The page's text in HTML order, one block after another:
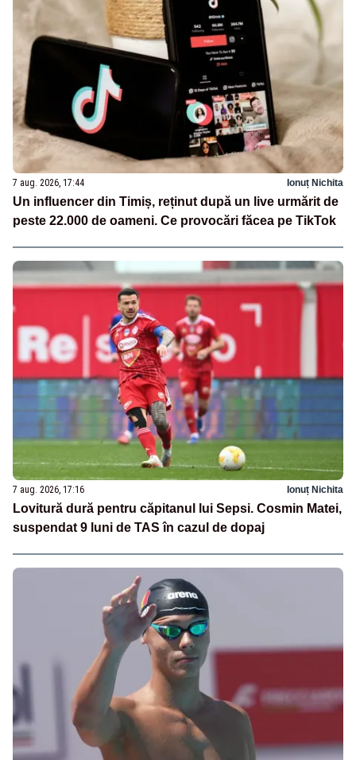
7 aug. 2026, 17:44 Ionuț Nichita
Un influencer din Timiș, reținut după un live urmărit de
peste 22.000 de oameni. Ce provocări făcea pe TikTok
7 aug. 2026, 17:16 Ionuț Nichita
Lovitură dură pentru căpitanul lui Sepsi. Cosmin Matei,
suspendat 9 luni de TAS în cazul de dopaj